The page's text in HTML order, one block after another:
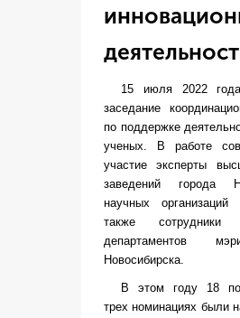
15 июля 2022
заседание
по поддержке
ученых. В работе
участие эксперты
заведений города
научных
также сотрудники
департаментов
Новосибирска.
В этом году 18
трех номинациях были